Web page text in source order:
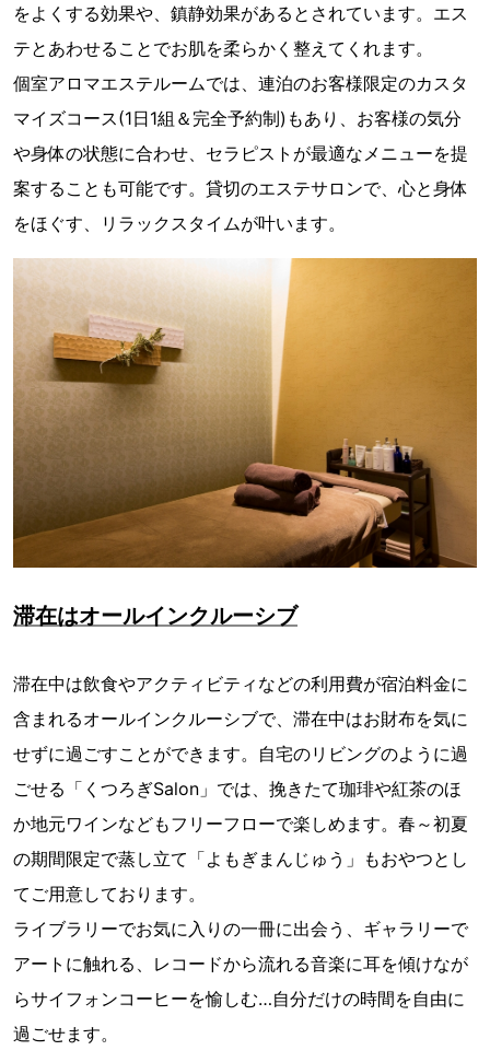
をよくする効果や、鎮静効果があるとされています。エス
テとあわせることでお肌を柔らかく整えてくれます。
個室アロマエステルームでは、連泊のお客様限定のカスタ
マイズコース(1日1組＆完全予約制)もあり、お客様の気分
や身体の状態に合わせ、セラピストが最適なメニューを提
案することも可能です。貸切のエステサロンで、心と身体
をほぐす、リラックスタイムが叶います。
滞在はオールインクルーシブ
滞在中は飲食やアクティビティなどの利用費が宿泊料金に
含まれるオールインクルーシブで、滞在中はお財布を気に
せずに過ごすことができます。自宅のリビングのように過
ごせる「くつろぎSalon」では、挽きたて珈琲や紅茶のほ
か地元ワインなどもフリーフローで楽しめます。春～初夏
の期間限定で蒸し立て「よもぎまんじゅう」もおやつとし
てご用意しております。
ライブラリーでお気に入りの一冊に出会う、ギャラリーで
アートに触れる、レコードから流れる音楽に耳を傾けなが
らサイフォンコーヒーを愉しむ…自分だけの時間を自由に
過ごせます。